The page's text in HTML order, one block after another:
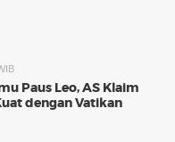
Paus Leo, AS Klaim
dengan Vatikan